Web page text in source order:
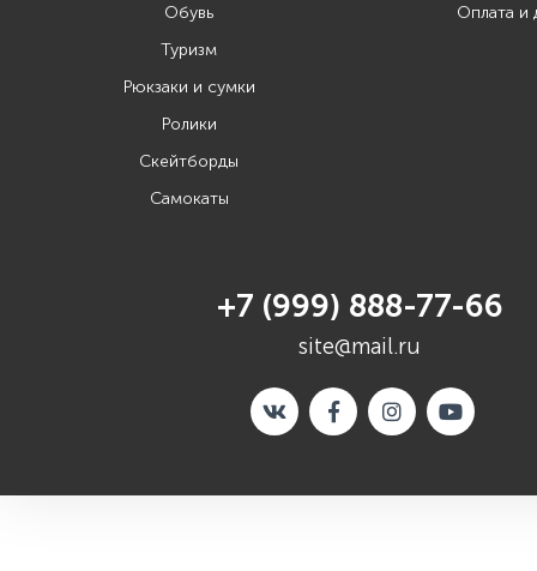
Обувь
Туризм
Рюкзаки и сумки
Ролики
Скейтборды
Самокаты
Оплата и
+7 (999) 888-77-66
site@mail.ru